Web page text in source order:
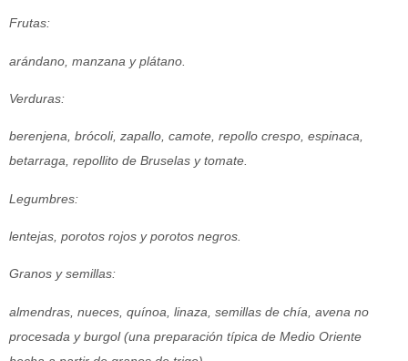
Frutas:
arándano, manzana y plátano.
Verduras:
berenjena, brócoli, zapallo, camote, repollo crespo, espinaca,
betarraga, repollito de Bruselas y tomate.
Legumbres:
lentejas, porotos rojos y porotos negros.
Granos y semillas:
almendras, nueces, quínoa, linaza, semillas de chía, avena no
procesada y burgol (una preparación típica de Medio Oriente